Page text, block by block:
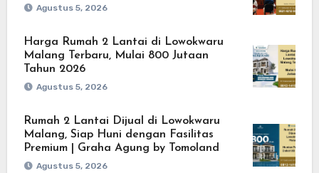
Agustus 5, 2026
Harga Rumah 2 Lantai di Lowokwaru
Malang Terbaru, Mulai 800 Jutaan
Tahun 2026
Agustus 5, 2026
Rumah 2 Lantai Dijual di Lowokwaru
Malang, Siap Huni dengan Fasilitas
Premium | Graha Agung by Tomoland
Agustus 5, 2026